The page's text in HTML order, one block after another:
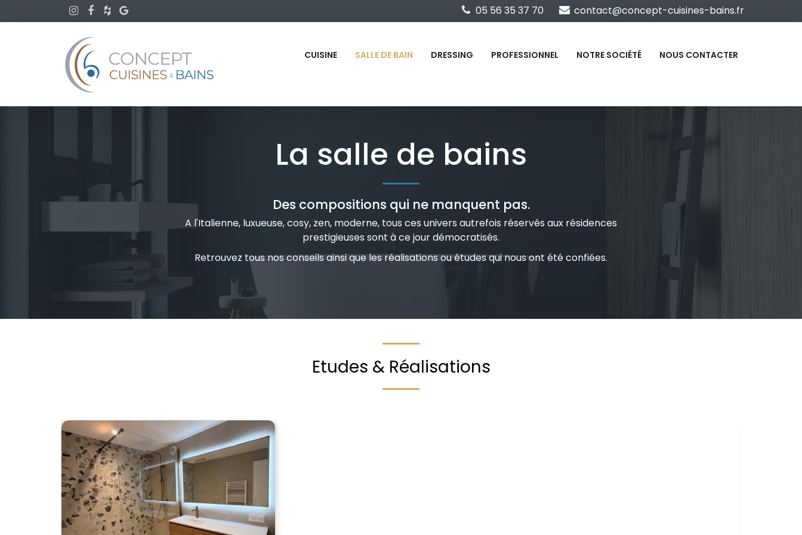
05 56 35 37 70 contact@concept-cuisines-bains.fr
CUISINE SALLE DE BAIN DRESSING PROFESSIONNEL NOTRE SOCIÉTÉ NOUS CONTACTER
La salle de bains
Des compositions qui ne manquent pas.
A l'Italienne, luxueuse, cosy, zen, moderne, tous ces univers autrefois réservés aux résidences
prestigieuses sont à ce jour démocratisés.
Retrouvez tous nos conseils ainsi que les réalisations ou études qui nous ont été confiées.
Etudes & Réalisations